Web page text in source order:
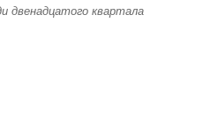
двенадцатого квартала